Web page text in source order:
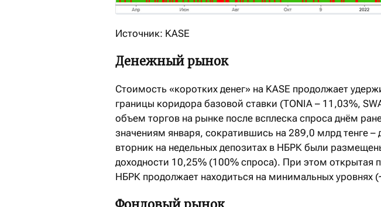
Источник: KASE
Денежный рынок
Стоимость «коротких денег» на KASE продолжает
границы коридора базовой ставки (TONIA – 11,03%,
объем торгов на рынке после всплеска спроса днём
значениям января, сократившись на 289,0 млрд тенге –
вторник на недельных депозитах в НБРК были
доходности 10,25% (100% спроса). При этом открытая
НБРК продолжает находиться на минимальных уровнях